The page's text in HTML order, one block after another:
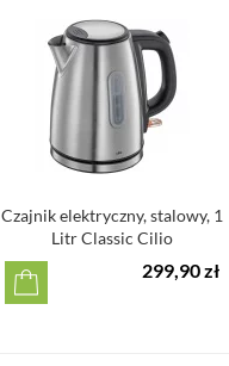
Czajnik elektryczny, stalowy, 1
Litr Classic Cilio
299,90 zł